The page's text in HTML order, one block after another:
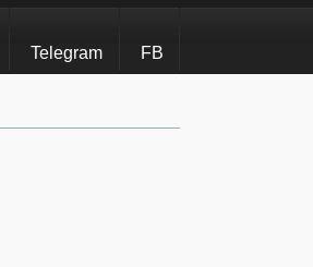
Telegram FB